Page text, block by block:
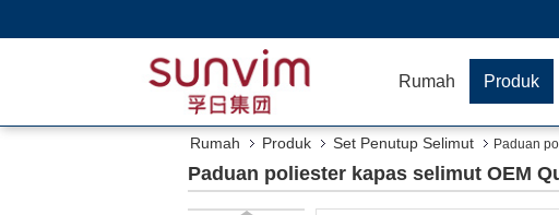
Rumah Produk
Rumah Produk Set Penutup Selimut Paduan
Paduan poliester kapas selimut OEM